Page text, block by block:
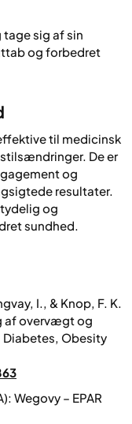
sig af sin
og forbedret
til medicinsk
De er
og
resultater.
og
sundhed.
I., & Knop, F. K.
af overvægt og
Diabetes, Obesity
Wegovy – EPAR